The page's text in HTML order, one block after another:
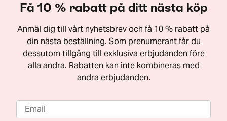
Få 10 % rabatt på ditt nästa köp
Anmäl dig till vårt nyhetsbrev och få 10 % rabatt på
din nästa beställning. Som prenumerant får du
dessutom tillgång till exklusiva erbjudanden före
alla andra. Rabatten kan inte kombineras med
andra erbjudanden.